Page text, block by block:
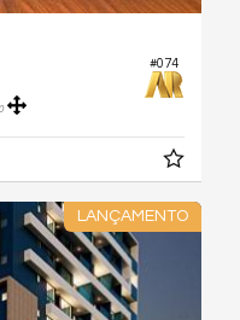
#074
LANÇAMENTO